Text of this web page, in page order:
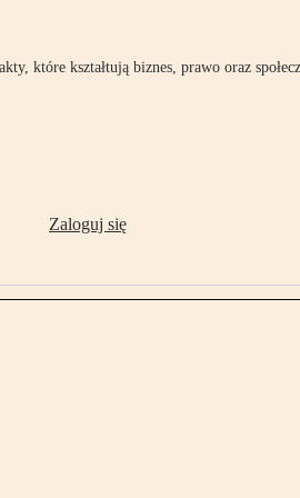
które kształtują biznes, prawo oraz
Zaloguj się